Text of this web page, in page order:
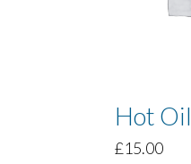
Hot Oil
£15.00